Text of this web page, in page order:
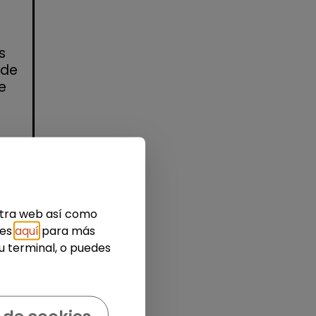
web así como
aquí para más
terminal, o puedes